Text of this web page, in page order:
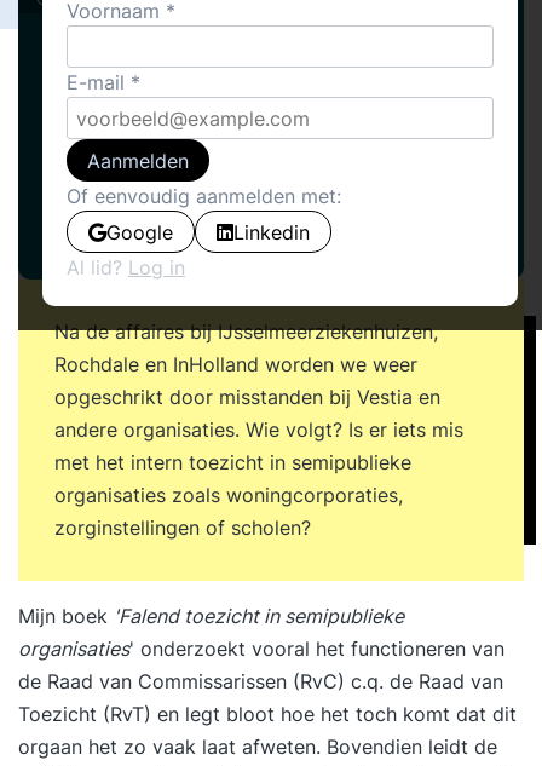
Na de affaires bij IJsselmeerziekenhuizen,
Rochdale en InHolland worden we weer
opgeschrikt door misstanden bij Vestia en
andere organisaties. Wie volgt? Is er iets mis
met het intern toezicht in semipublieke
organisaties zoals woningcorporaties,
zorginstellingen of scholen?
Mijn boek 'Falend toezicht in semipublieke
organisaties' onderzoekt vooral het functioneren van
de Raad van Commissarissen (RvC) c.q. de Raad van
Toezicht (RvT) en legt bloot hoe het toch komt dat dit
orgaan het zo vaak laat afweten. Bovendien leidt de
Voornaam
E-mail
Aanmelden
Of eenvoudig aanmelden met:
Google
Linkedin
Al lid? Log in